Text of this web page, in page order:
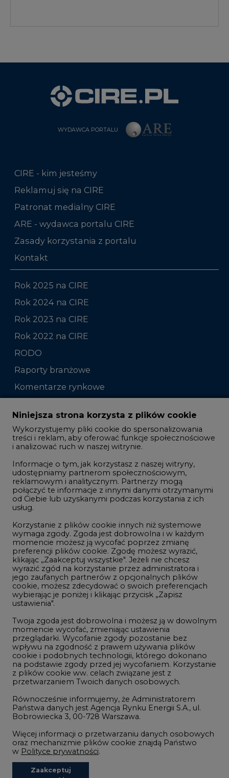
WYDAWCA PORTALU
CIRE - kim jesteśmy
Reklamuj się na CIRE
Patronat medialny CIRE
ARE - wydawca portalu CIRE
Zasady korzystania z portalu
Kontakt
Rok 2025 na CIRE
Rok 2024 na CIRE
Rok 2023 na CIRE
Rok 2022 na CIRE
RODO
Raporty branżowe
Komentarze rynkowe
Zmiany kadrowe na rynku
Studio CIRE
Rozmowy o energetyce
Gospodarka
Geopolityka
LTE450
Innowacje i AI
Telekomunikacja i IT
Handel emisjami CO2
Wodór
Górnictwo
Atom
Fotowoltaika
Offshore wind
Zielone samorządy
Zielona gospodarka
Niniejsza strona korzysta z plików cookie
Wykorzystujemy pliki cookie do spersonalizowania
treści i reklam, aby oferować funkcje społecznościowe
i analizować ruch w naszej witrynie.
Informacje o tym, jak korzystasz z naszej witryny,
udostępniamy partnerom społecznościowym,
reklamowym i analitycznym. Partnerzy mogą
połączyć te informacje z innymi danymi otrzymanymi
od Ciebie lub uzyskanymi podczas korzystania z ich
usług.
Korzystanie z plików cookie innych niż systemowe
wymaga zgody. Zgoda jest dobrowolna i w każdym
momencie możesz ją wycofać poprzez zmianę
preferencji plików cookie. Zgodę możesz wyrazić,
klikając „Zaakceptuj wszystkie". Jeżeli nie chcesz
wyrazić zgód na korzystanie przez administratora i
jego zaufanych partnerów z opcjonalnych plików
cookie, możesz zdecydować o swoich preferencjach
wybierając je poniżej i klikając przycisk „Zapisz
ustawienia".
Twoja zgoda jest dobrowolna i możesz ją w dowolnym
momencie wycofać, zmieniając ustawienia
przeglądarki. Wycofanie zgody pozostanie bez
wpływu na zgodność z prawem używania plików
cookie i podobnych technologii, którego dokonano
na podstawie zgody przed jej wycofaniem. Korzystanie
z plików cookie ww. celach związane jest z
przetwarzaniem Twoich danych osobowych.
Równocześnie informujemy, że Administratorem
Państwa danych jest Agencja Rynku Energii S.A., ul.
Bobrowiecka 3, 00-728 Warszawa.
Więcej informacji o przetwarzaniu danych osobowych
oraz mechanizmie plików cookie znajdą Państwo
w Polityce prywatności.
Zaakceptuj